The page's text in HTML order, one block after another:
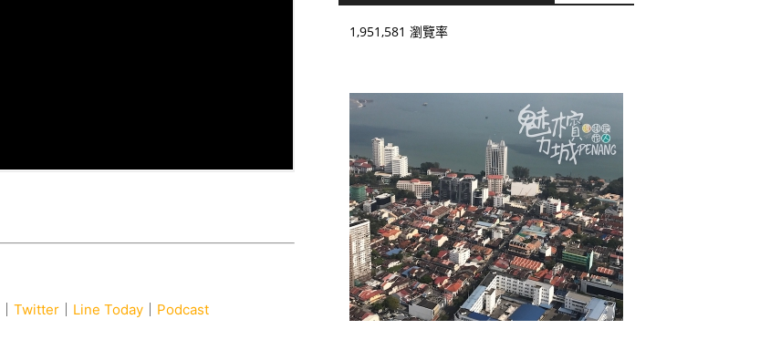
Twitter Line Today
Podcast
1,951,581 瀏覽率